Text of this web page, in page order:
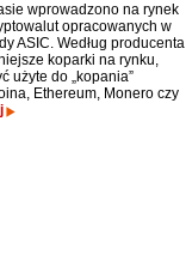
wprowadzono na rynek
opracowanych w
ASIC. Według producenta
koparki na rynku,
użyte do „kopania”
Ethereum, Monero czy